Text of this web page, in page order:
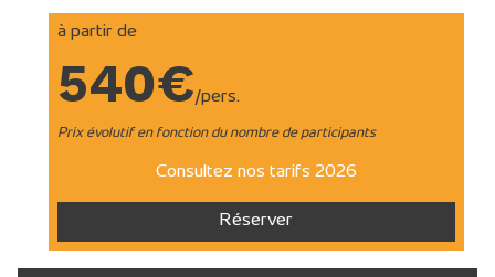
à partir de
540€/pers.
Prix évolutif en fonction du nombre de participants
Consultez nos tarifs 2026
Réserver